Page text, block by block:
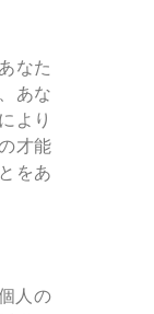
なた
あな
より
才能
をあ
人の